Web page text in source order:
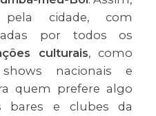
cidade, com
por todos os
culturais, como
nacionais e
quem prefere algo
bares e clubes da